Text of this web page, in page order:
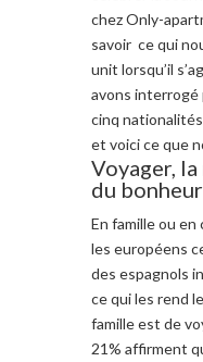
chezOnly-
savoir ce qui
unit lorsqu’il
avons interrogé
cinq
et voici ceque
Voyager,
du bonheur
En famille ou en
les européens
des espagnols
ce qui les rend
familleest de
21% affirment